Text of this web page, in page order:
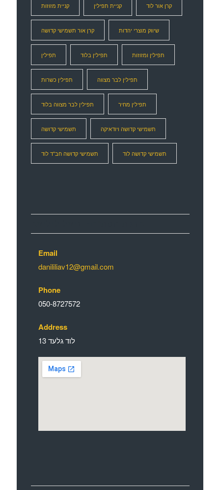
קניית מזוזות קניית תפילין קרן אור לוד
קרן אור תשמישי קדושה שיווק מוצרי יהדות
תפילין תפילין בלוד תפילין ומזוזות
תפילין כשרות תפילין לבר מצווה
תפילין לבר מצווה בלוד תפילין מחיר
תשמישי קדושה תשמישי קדושה ויודאיקה
תשמישי קדושה חב"ד לוד תשמישי קדושה לוד
Email
danililiav12@gmail.com
Phone
050-8727572
Address
לוד גלעד 13